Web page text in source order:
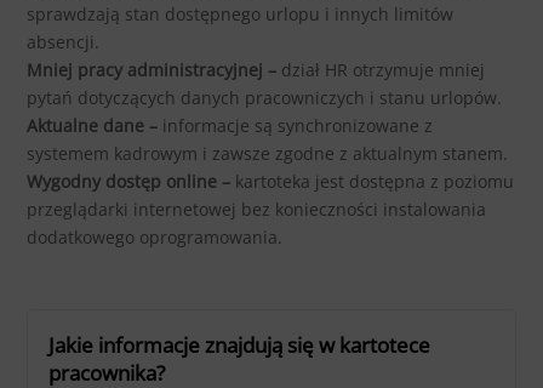
sprawdzają stan dostępnego urlopu i innych limitów
absencji.
Mniej pracy administracyjnej – dział HR otrzymuje mniej
pytań dotyczących danych pracowniczych i stanu urlopów.
Aktualne dane – informacje są synchronizowane z
systemem kadrowym i zawsze zgodne z aktualnym stanem.
Wygodny dostęp online – kartoteka jest dostępna z poziomu
przeglądarki internetowej bez konieczności instalowania
dodatkowego oprogramowania.
Jakie informacje znajdują się w kartotece
pracownika?